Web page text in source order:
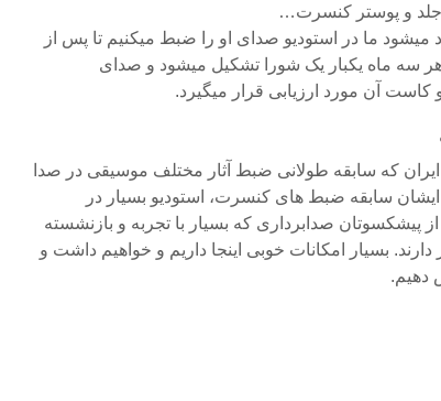
جلد و پوستر کنسرت…
میشود ما در استودیو صدای او را ضبط میکنیم تا پس از
هر سه ماه یکبار یک شورا تشکیل میشود و صدای
آن مورد ارزیابی قرار میگیرد.
ایران که سابقه طولانی ضبط آثار مختلف موسیقی در صدا
سابقه ضبط های کنسرت، استودیو بسیار در
پیشکسوتان صدابرداری که بسیار با تجربه و بازنشسته
بسیار امکانات خوبی اینجا داریم و خواهیم داشت و
دهیم.